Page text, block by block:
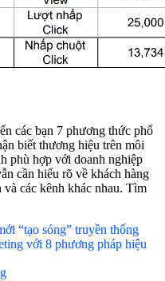
các bạn 7 phương thức phổ
biết thương hiệu trên môi
phù hợp với doanh nghiệp
cần hiểu rõ về khách hàng
các kênh khác nhau. Tìm
“tạo sóng” truyền thống
với 8 phương pháp hiệu